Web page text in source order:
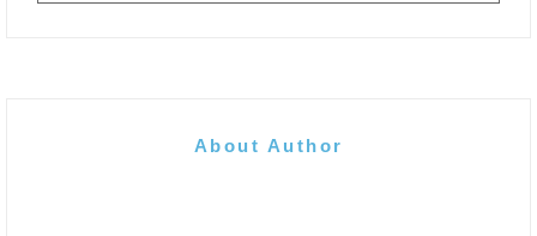
About Author